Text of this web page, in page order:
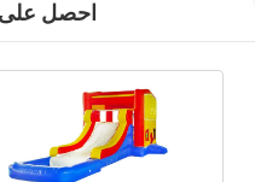
احصل